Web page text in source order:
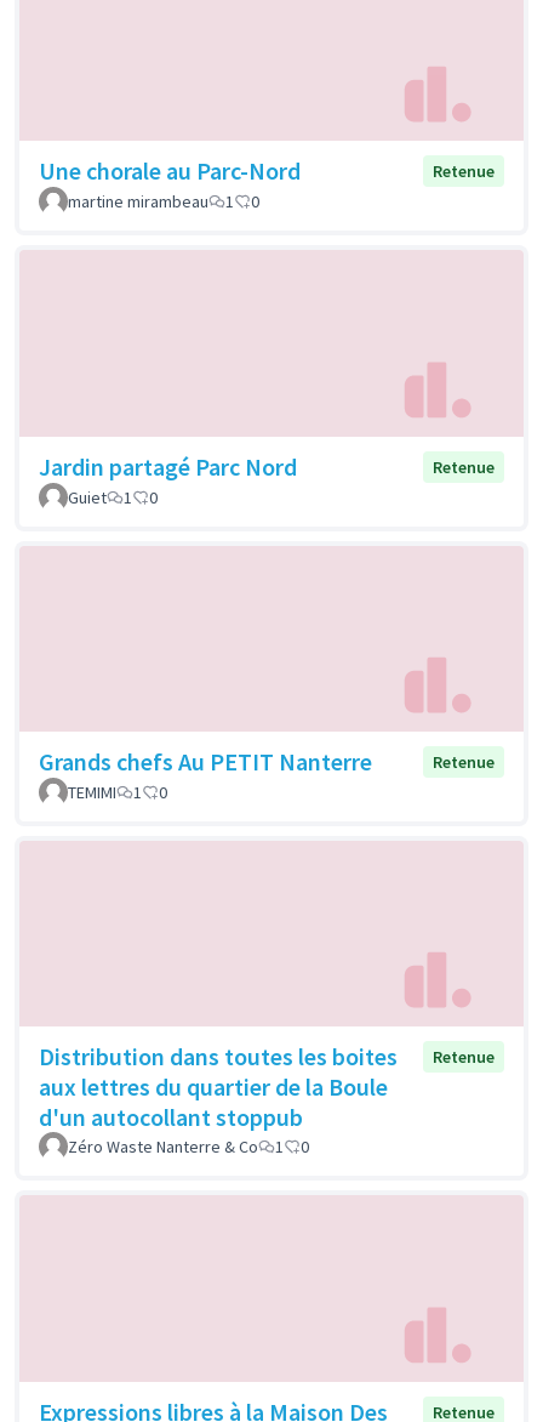
Une chorale au Parc-Nord
Retenue
martine mirambeau
1 0
Jardin partagé Parc Nord
Retenue
Guiet
1 0
Grands chefs Au PETIT Nanterre
Retenue
TEMIMI
1 0
Distribution dans toutes les boites
aux lettres du quartier de la Boule
d'un autocollant stoppub
Retenue
Zéro Waste Nanterre & Co 1 0
Expressions libres à la Maison Des
Retenue